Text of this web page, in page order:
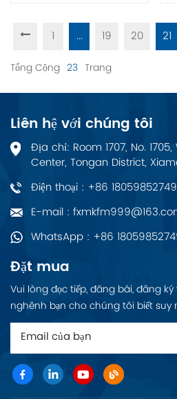
1 ... 19 20 21
Tổng Cộng 23 Trang
Liên hệ với chúng tôi
Địa chỉ: Room 1707, No.
Center, Tongan District,
Điện thoại : +86 18059852749
E-mail :
WhatsApp : +86
Đặt mua
Vui lòng đọc tiếp, đăng bài, đăng
nghênh bạn cho chúng tôi biết suy